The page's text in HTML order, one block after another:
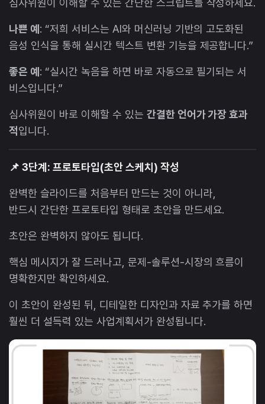
심사위원이 이해할 수 있는 간단한 스크립트를 작성하세요.
나쁜 예 : “저희 서비스는 AI와 머신러닝 기반의 고도화된
음성 인식을 통해 실시간 텍스트 변환 기능을 제공합니다.”
좋은 예 : “실시간 녹음을 하면 바로 자동으로 필기되는 서
비스입니다.”
심사위원이 바로 이해할 수 있는 간결한 언어가 가장 효과
적입니다.
📌 3단계: 프로토타입(초안 스케치) 작성
완벽한 슬라이드를 처음부터 만드는 것이 아니라,
반드시 간단한 프로토타입 형태로 초안을 만드세요.
초안은 완벽하지 않아도 됩니다.
핵심 메시지가 잘 드러나고, 문제-솔루션-시장의 흐름이
명확한지만 확인하세요.
이 초안이 완성된 뒤, 디테일한 디자인과 자료 추가를 하면
훨씬 더 설득력 있는 사업계획서가 완성됩니다.